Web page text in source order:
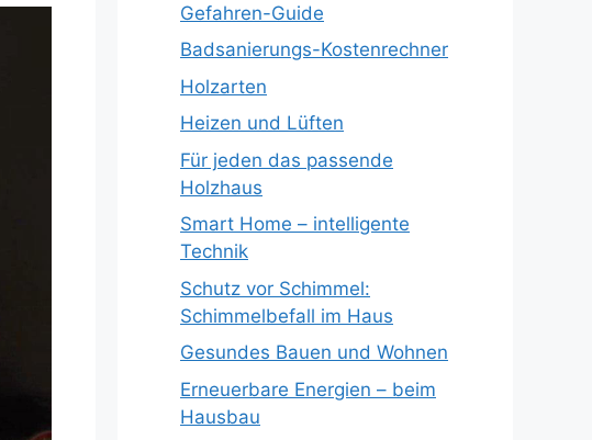
Gefahren-Guide
Badsanierungs-Kostenrechner
Holzarten
Heizen und Lüften
Für jeden das passende
Holzhaus
Smart Home – intelligente
Technik
Schutz vor Schimmel:
Schimmelbefall im Haus
Gesundes Bauen und Wohnen
Erneuerbare Energien – beim
Hausbau